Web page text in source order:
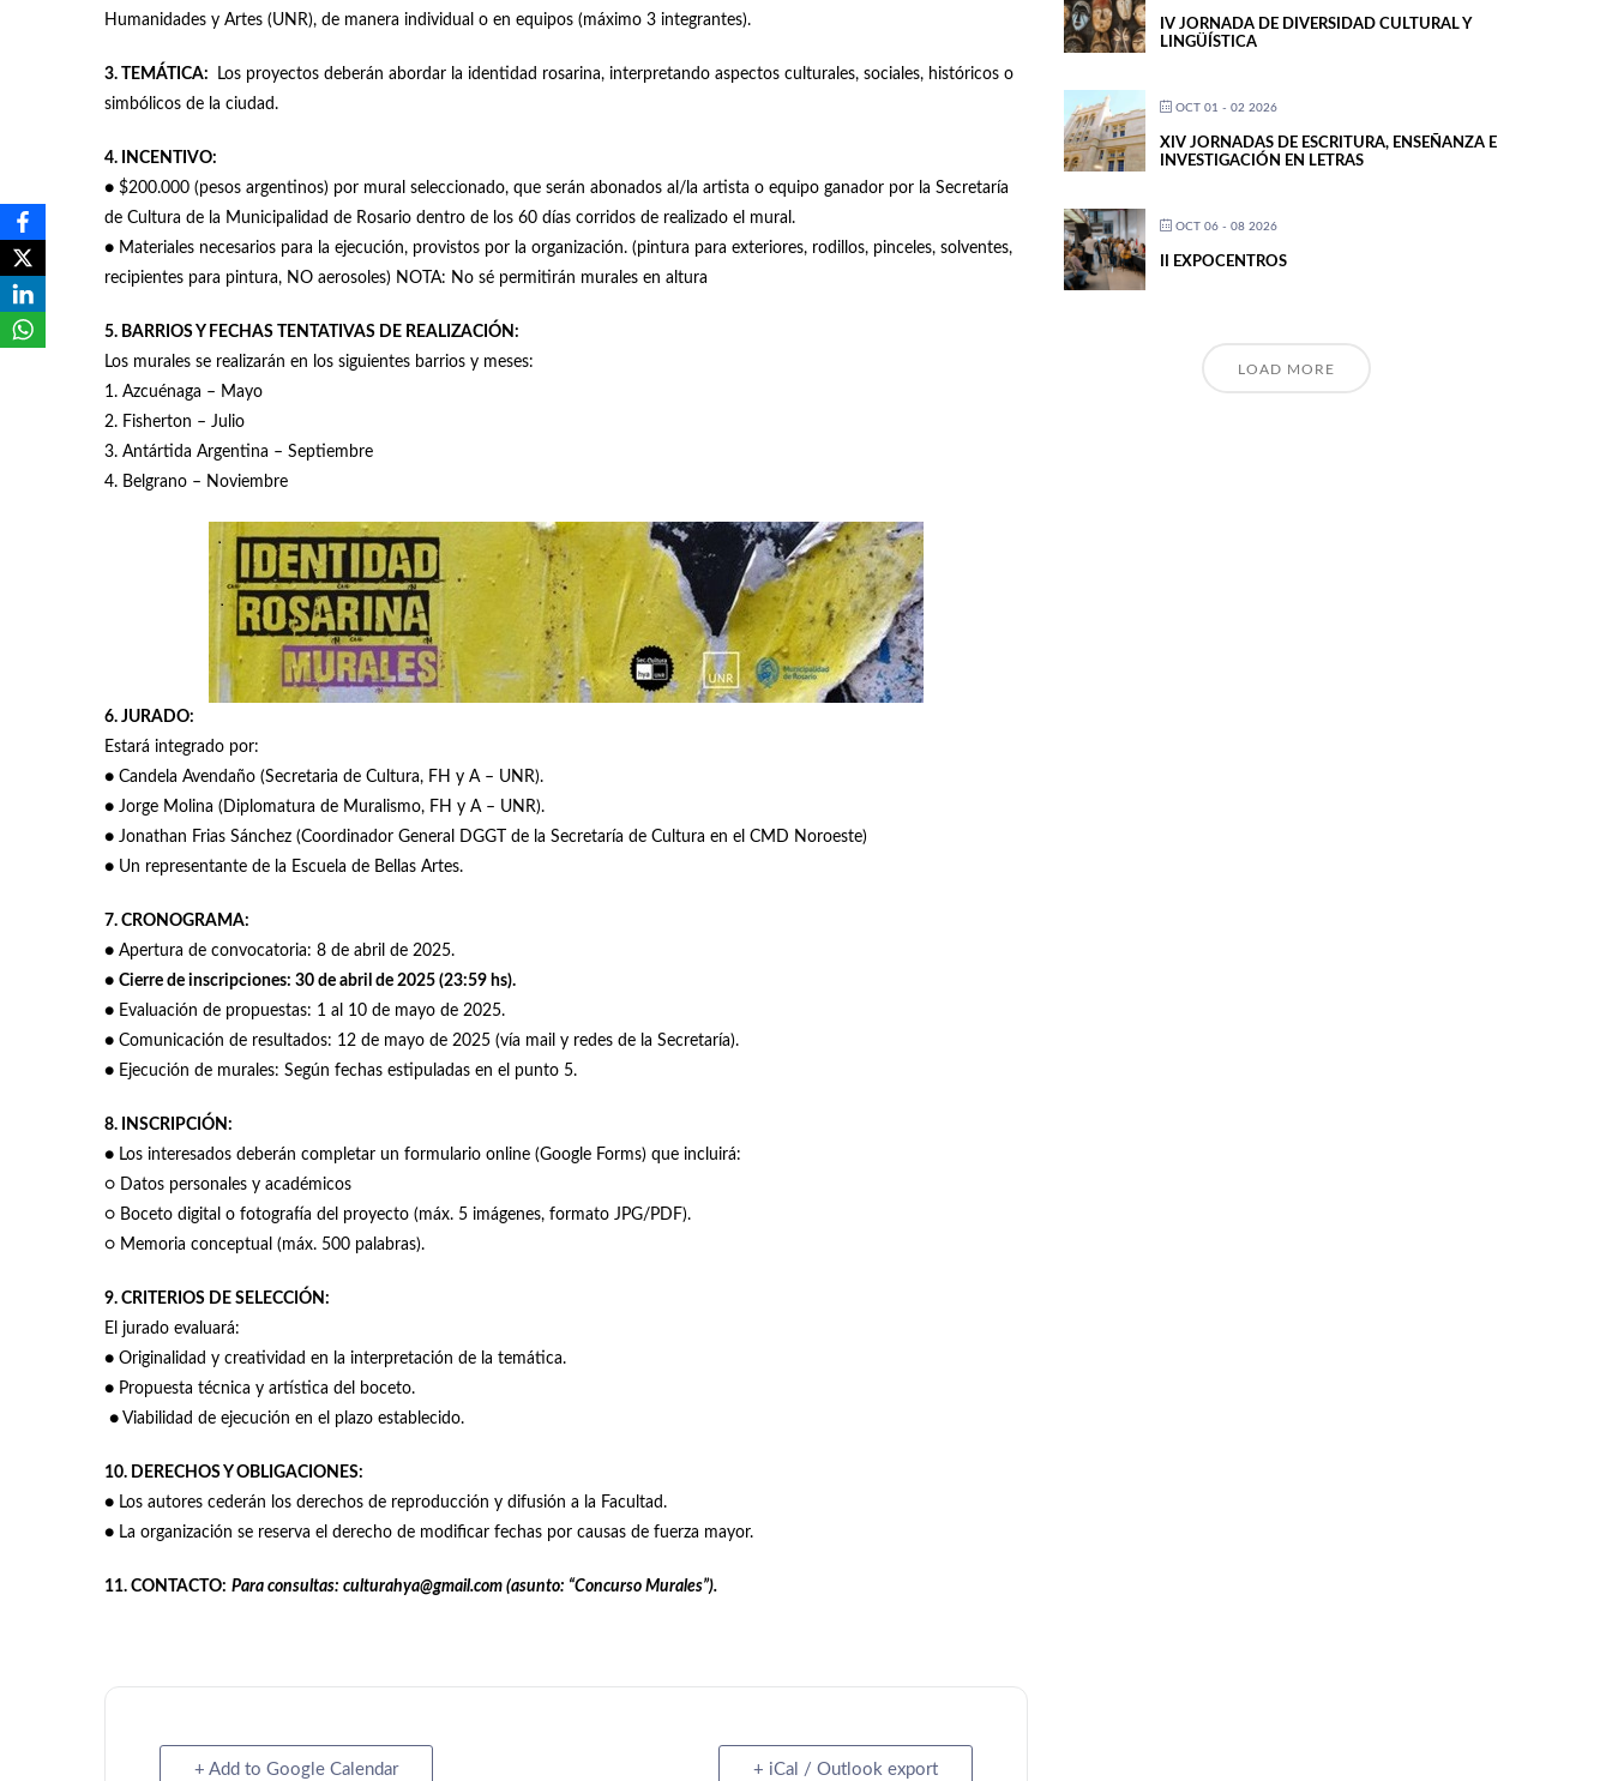
Humanidades y Artes (UNR), de manera individual o en equipos (máximo 3 integrantes).
3. TEMÁTICA:
Los proyectos deberán abordar la identidad rosarina, interpretando aspectos culturales, sociales, históricos o
simbólicos de la ciudad.
4. INCENTIVO:
● $200.000 (pesos argentinos) por mural seleccionado, que serán abonados al/la artista o equipo ganador por la Secretaría
de Cultura de la Municipalidad de Rosario dentro de los 60 días corridos de realizado el mural.
● Materiales necesarios para la ejecución, provistos por la organización. (pintura para exteriores, rodillos, pinceles, solventes,
recipientes para pintura, NO aerosoles) NOTA: No sé permitirán murales en altura
5. BARRIOS Y FECHAS TENTATIVAS DE REALIZACIÓN:
Los murales se realizarán en los siguientes barrios y meses:
1. Azcuénaga – Mayo
2. Fisherton – Julio
3. Antártida Argentina – Septiembre
4. Belgrano – Noviembre
6. JURADO:
Estará integrado por:
● Candela Avendaño (Secretaria de Cultura, FH y A – UNR).
● Jorge Molina (Diplomatura de Muralismo, FH y A – UNR).
● Jonathan Frias Sánchez (Coordinador General DGGT de la Secretaría de Cultura en el CMD Noroeste)
● Un representante de la Escuela de Bellas Artes.
7. CRONOGRAMA:
● Apertura de convocatoria: 8 de abril de 2025.
● Cierre de inscripciones: 30 de abril de 2025 (23:59 hs).
● Evaluación de propuestas: 1 al 10 de mayo de 2025.
● Comunicación de resultados: 12 de mayo de 2025 (vía mail y redes de la Secretaría).
● Ejecución de murales: Según fechas estipuladas en el punto 5.
8. INSCRIPCIÓN:
● Los interesados deberán completar un formulario online (Google Forms) que incluirá:
○ Datos personales y académicos
○ Boceto digital o fotografía del proyecto (máx. 5 imágenes, formato JPG/PDF).
○ Memoria conceptual (máx. 500 palabras).
9. CRITERIOS DE SELECCIÓN:
El jurado evaluará:
● Originalidad y creatividad en la interpretación de la temática.
● Propuesta técnica y artística del boceto.
● Viabilidad de ejecución en el plazo establecido.
10. DERECHOS Y OBLIGACIONES:
● Los autores cederán los derechos de reproducción y difusión a la Facultad.
● La organización se reserva el derecho de modificar fechas por causas de fuerza mayor.
11. CONTACTO: Para consultas: culturahya@gmail.com (asunto: “Concurso Murales”).
+ Add to Google Calendar + iCal / Outlook export
IV JORNADA DE DIVERSIDAD CULTURAL Y
LINGÜÍSTICA
OCT 01 - 02 2026
XIV JORNADAS DE ESCRITURA, ENSEÑANZA E
INVESTIGACIÓN EN LETRAS
OCT 06 - 08 2026
II EXPOCENTROS
LOAD MORE